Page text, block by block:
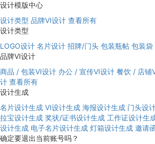
设计模版中心
设计类型 品牌VI设计 查看所有
设计类型
LOGO设计 名片设计 招牌/门头 包装瓶帖 包装袋
品牌VI设计
商品 / 包装VI设计 办公 / 宣传VI设计 餐饮 / 店铺
计 查看所有
设计生成
名片设计生成 VI设计生成 海报设计生成 门头设
拉宝设计生成 奖状/证书设计生成 工作证设计生
设计生成 电子名片设计生成 灯箱设计生成 邀请
确定要退出当前账号吗？